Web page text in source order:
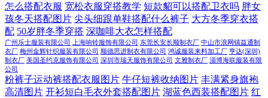
怎么搭配衣服 宽松衣服穿搭教学 短款貂可以搭配卫衣吗 胖女
孩冬天搭配图片 尖头细跟单鞋搭配什么裤子 大方冬季穿衣搭
配 50岁胖冬季穿搭 深咖啡大衣怎样搭配
广州乐士服装有限公司 上海响铃服饰有限公司 东莞长安长顺制衣厂 中山市浪网镇益通制
衣厂 梅州金辉针织服装有限公司 顺德思进制衣有限公司 鸿诚服装来料加工厂 亨达(深圳)
制衣厂 美国圣约克服饰有限公司 深圳市瑞天服饰有限公司 文雅制衣厂 淄博海联服装有限
公司
粉裤子运动裤搭配衣服图片 牛仔短裤收纳图片 丰满紧身旗袍
高清图片 开衫短白毛衣外套搭配图片 湖蓝色西装搭配图片 红